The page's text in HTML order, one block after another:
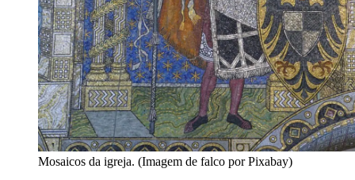
Mosaicos da igreja. (Imagem de falco por Pixabay)